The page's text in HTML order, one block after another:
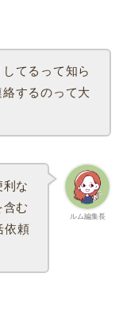
てるって知ら
するのって大
ルム編集長
な
む
依頼